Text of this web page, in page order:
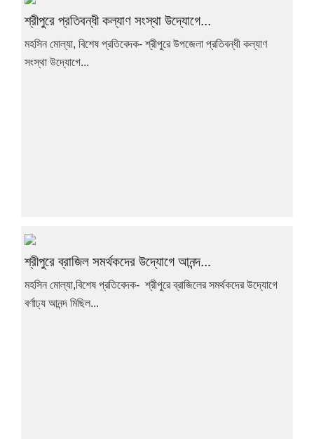
শ্রীপুরে প্রতিবন্ধী কল্যাণ সংস্থা উদ্যোগে...
মহসিন মোল্যা, বিশেষ প্রতিবেদক- শ্রীপুরে উপজেলা প্রতিবন্ধী কল্যাণ
সংস্থা উদ্যোগে...
শ্রীপুরে ব্রাজিল সমর্থকদের উদ্যোগে আনন্দ...
মহসিন মোল্যা,বিশেষ প্রতিবেদক- শ্রীপুরে ব্রাজিলের সমর্থকদের উদ্যোগে
বর্ণাঢ্য আনন্দ মিছিল...